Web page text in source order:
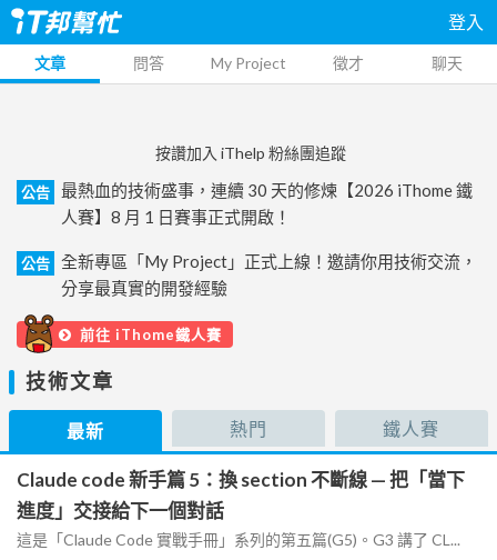
登入
文章 問答 My Project 徵才 聊天
按讚加入 iThelp 粉絲團追蹤
公告
最熱血的技術盛事，連續 30 天的修煉【2026 iThome 鐵
人賽】8 月 1 日賽事正式開啟！
公告
全新專區「My Project」正式上線！邀請你用技術交流，
分享最真實的開發經驗
前往 iThome鐵人賽
技術文章
最新 熱門 鐵人賽
Claude code 新手篇 5：換 section 不斷線 — 把「當下
進度」交接給下一個對話
這是「Claude Code 實戰手冊」系列的第五篇(G5)。G3 講了 CL...